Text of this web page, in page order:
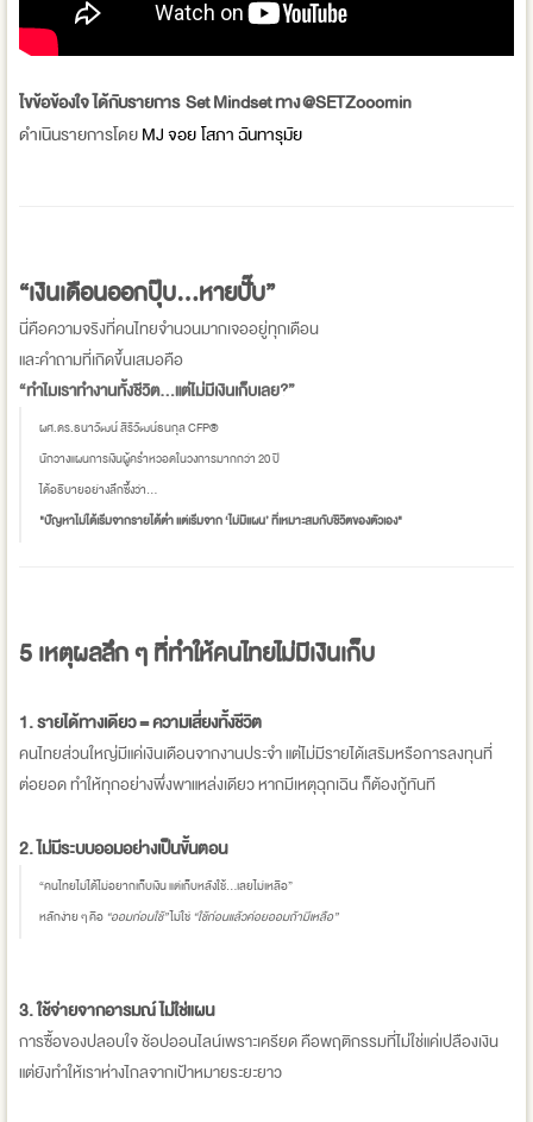
ไขข้อข้องใจ ได้กับรายการ Set Mindset ทาง @SETZooomin
ดำเนินรายการโดยMJ จอย โสภา ฉันทารุมัย
“เงินเดือนออกปุ๊บ…หายปั๊บ”
นี่คือความจริงที่คนไทยจำนวนมากเจออยู่ทุกเดือน
และคำถามที่เกิดขึ้นเสมอคือ
“ทำไมเราทำงานทั้งชีวิต…แต่ไม่มีเงินเก็บเลย?”
ผศ.ดร.ธนาวัฒน์ สิริวัฒน์ธนกุล CFP®
นักวางแผนการเงินผู้คร่ำหวอดในวงการมากกว่า 20 ปี
ได้อธิบายอย่างลึกซึ้งว่า...
"ปัญหาไม่ได้เริ่มจากรายได้ต่ำ แต่เริ่มจาก ‘ไม่มีแผน’ ที่เหมาะสมกับชีวิตของตัวเอง"
5 เหตุผลลึก ๆ ที่ทำให้คนไทยไม่มีเงินเก็บ
1. รายได้ทางเดียว = ความเสี่ยงทั้งชีวิต
คนไทยส่วนใหญ่มีแค่เงินเดือนจากงานประจำ แต่ไม่มีรายได้เสริมหรือการลงทุนที่
ต่อยอด ทำให้ทุกอย่างพึ่งพาแหล่งเดียว หากมีเหตุฉุกเฉิน ก็ต้องกู้ทันที
2. ไม่มีระบบออมอย่างเป็นขั้นตอน
“คนไทยไม่ได้ไม่อยากเก็บเงิน แต่เก็บหลังใช้…เลยไม่เหลือ”
หลักง่าย ๆ คือ “ออมก่อนใช้”ไม่ใช่ “ใช้ก่อนแล้วค่อยออมถ้ามีเหลือ”
3. ใช้จ่ายจากอารมณ์ ไม่ใช่แผน
การซื้อของปลอบใจ ช้อปออนไลน์เพราะเครียด คือพฤติกรรมที่ไม่ใช่แค่เปลืองเงิน
แต่ยังทำให้เราห่างไกลจากเป้าหมายระยะยาว